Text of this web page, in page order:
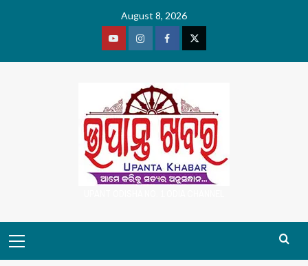
August 8, 2026
YoutubeVimeoFacebookTwitter
Menu